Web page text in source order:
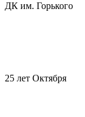
ДК им. Горького
25 лет Октября